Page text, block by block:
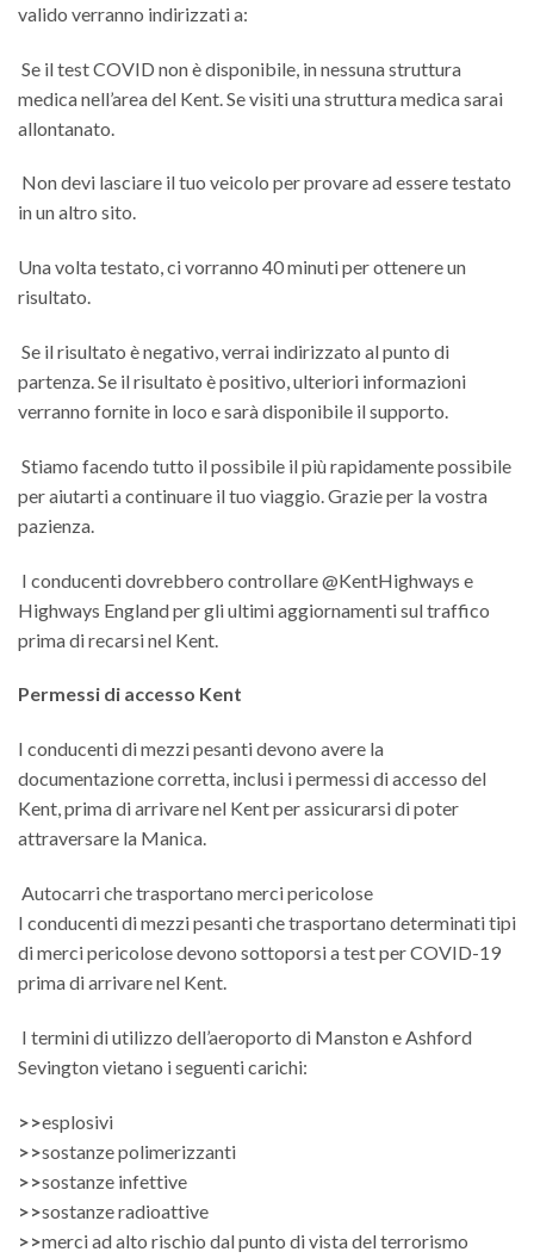
valido verranno indirizzati a:
Se il test COVID non è disponibile, in nessuna struttura
medica nell’area del Kent. Se visiti una struttura medica sarai
allontanato.
Non devi lasciare il tuo veicolo per provare ad essere testato
in un altro sito.
Una volta testato, ci vorranno 40 minuti per ottenere un
risultato.
Se il risultato è negativo, verrai indirizzato al punto di
partenza. Se il risultato è positivo, ulteriori informazioni
verranno fornite in loco e sarà disponibile il supporto.
Stiamo facendo tutto il possibile il più rapidamente possibile
per aiutarti a continuare il tuo viaggio. Grazie per la vostra
pazienza.
I conducenti dovrebbero controllare @KentHighways e
Highways England per gli ultimi aggiornamenti sul traffico
prima di recarsi nel Kent.
Permessi di accesso Kent
I conducenti di mezzi pesanti devono avere la
documentazione corretta, inclusi i permessi di accesso del
Kent, prima di arrivare nel Kent per assicurarsi di poter
attraversare la Manica.
Autocarri che trasportano merci pericolose
I conducenti di mezzi pesanti che trasportano determinati tipi
di merci pericolose devono sottoporsi a test per COVID-19
prima di arrivare nel Kent.
I termini di utilizzo dell’aeroporto di Manston e Ashford
Sevington vietano i seguenti carichi:
>>esplosivi
>>sostanze polimerizzanti
>>sostanze infettive
>>sostanze radioattive
>>merci ad alto rischio dal punto di vista del terrorismo